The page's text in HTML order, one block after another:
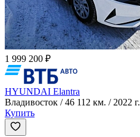
1 999 200 ₽
HYUNDAI Elantra
Владивосток / 46 112 км. / 2022 г.
Купить